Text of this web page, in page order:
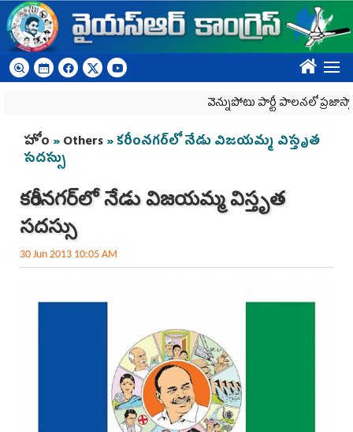
Skip to main content
????
వెన్నుపోటు పార్టీ పాలనలో ప్రజాస్వామ్యం
You are here
హోం »Others» కరీంనగర్‌లో నేడు విజయమ్మ విస్తృత
సదస్సు
కరీంనగర్‌లో నేడు విజయమ్మ విస్తృత
సదస్సు
30 Jun 2013 10:05 AM